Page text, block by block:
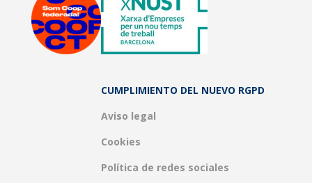
CUMPLIMIENTO DEL NUEVO RGPD
Aviso legal
Cookies
Política de redes sociales